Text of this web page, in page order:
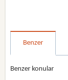
Benzer
Benzer konular